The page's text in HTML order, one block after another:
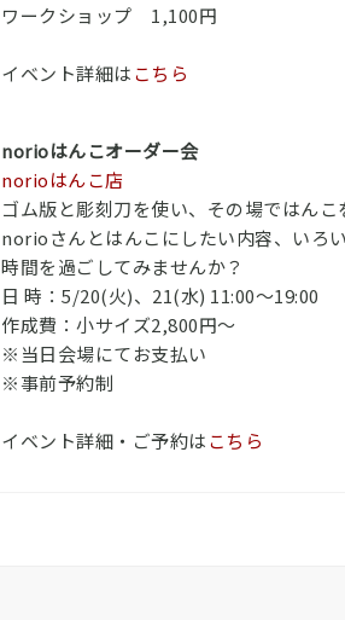
ワークショップ 1,100円
イベント詳細はこちら
norioはんこオーダー会
norioはんこ店
ゴム版と彫刻刀を使い、その場ではんこ
norioさんとはんこにしたい内容、いろ
時間を過ごしてみませんか？
日 時：5/20(火)、21(水) 11:00～19:00
作成費：小サイズ2,800円～
※当日会場にてお支払い
※事前予約制
イベント詳細・ご予約はこちら